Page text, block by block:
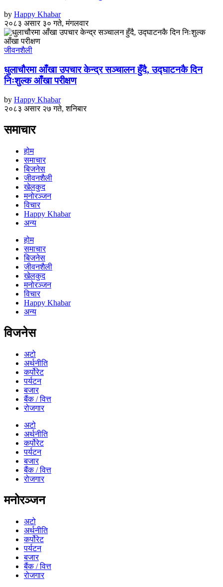
by Happy Khabar
२०८३ असार ३० गते, मंगलवार
जीवनशैली
धुलाचौरमा आँखा उपचार केन्द्र सञ्चालन हुँदै, उद्घाटनकै दिन
निःशुल्क आँखा परीक्षण
by Happy Khabar
२०८३ असार २७ गते, शनिबार
समाचार
होम
समाचार
बिजनेस
जीवनशैली
खेलकुद
मनोरञ्जन
विचार
Happy Khabar
अन्य
होम
समाचार
बिजनेस
जीवनशैली
खेलकुद
मनोरञ्जन
विचार
Happy Khabar
अन्य
विजनेस
अटो
अर्थनीति
कर्पोरेट
पर्यटन
बजार
बैंक / वित्त
रोजगार
अटो
अर्थनीति
कर्पोरेट
पर्यटन
बजार
बैंक / वित्त
रोजगार
मनोरञ्जन
अटो
अर्थनीति
कर्पोरेट
पर्यटन
बजार
बैंक / वित्त
रोजगार